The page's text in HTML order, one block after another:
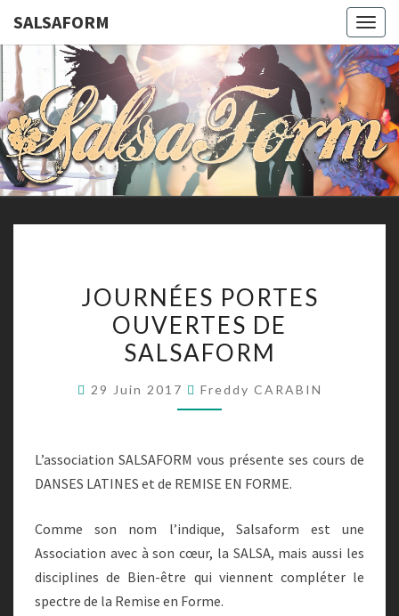
SALSAFORM
Cours
De
Danses
Latines
Remise
Forme
PORTES
OUVERTES
DE
JOURNÉES PORTES
OUVERTES DE
SALSAFORM
29 Juin 2017 Freddy CARABIN
L’association SALSAFORM vous présente ses cours de
DANSES LATINES et de REMISE EN FORME.
Comme son nom l’indique, Salsaform est une
Association avec à son cœur, la SALSA, mais aussi les
disciplines de Bien-être qui viennent compléter le
spectre de la Remise en Forme.